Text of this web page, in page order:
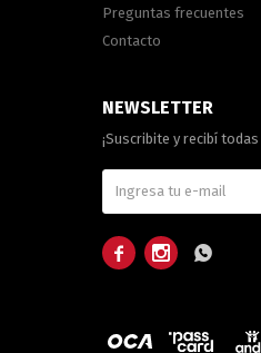
Preguntas frecuentes
Contacto
NEWSLETTER
¡Suscribite y recibí
  